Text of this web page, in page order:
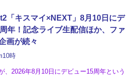
「キスマイ×NEXT」8月10日にデ
年！記念ライブ生配信ほか、ファ
画が続々
時
、2026年8月10日にデビュー15周年という